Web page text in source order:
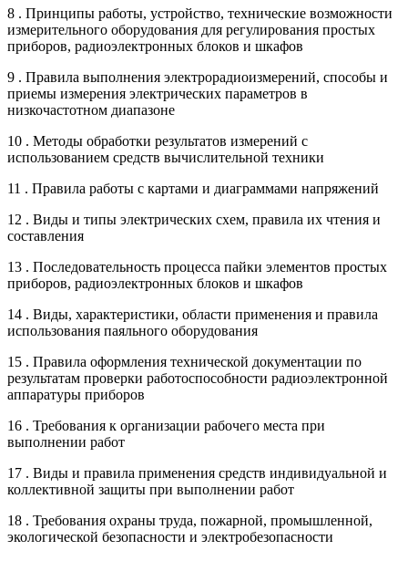
8 . Принципы работы, устройство, технические возможности
измерительного оборудования для регулирования простых
приборов, радиоэлектронных блоков и шкафов
9 . Правила выполнения электрорадиоизмерений, способы и
приемы измерения электрических параметров в
низкочастотном диапазоне
10 . Методы обработки результатов измерений с
использованием средств вычислительной техники
11 . Правила работы с картами и диаграммами напряжений
12 . Виды и типы электрических схем, правила их чтения и
составления
13 . Последовательность процесса пайки элементов простых
приборов, радиоэлектронных блоков и шкафов
14 . Виды, характеристики, области применения и правила
использования паяльного оборудования
15 . Правила оформления технической документации по
результатам проверки работоспособности радиоэлектронной
аппаратуры приборов
16 . Требования к организации рабочего места при
выполнении работ
17 . Виды и правила применения средств индивидуальной и
коллективной защиты при выполнении работ
18 . Требования охраны труда, пожарной, промышленной,
экологической безопасности и электробезопасности